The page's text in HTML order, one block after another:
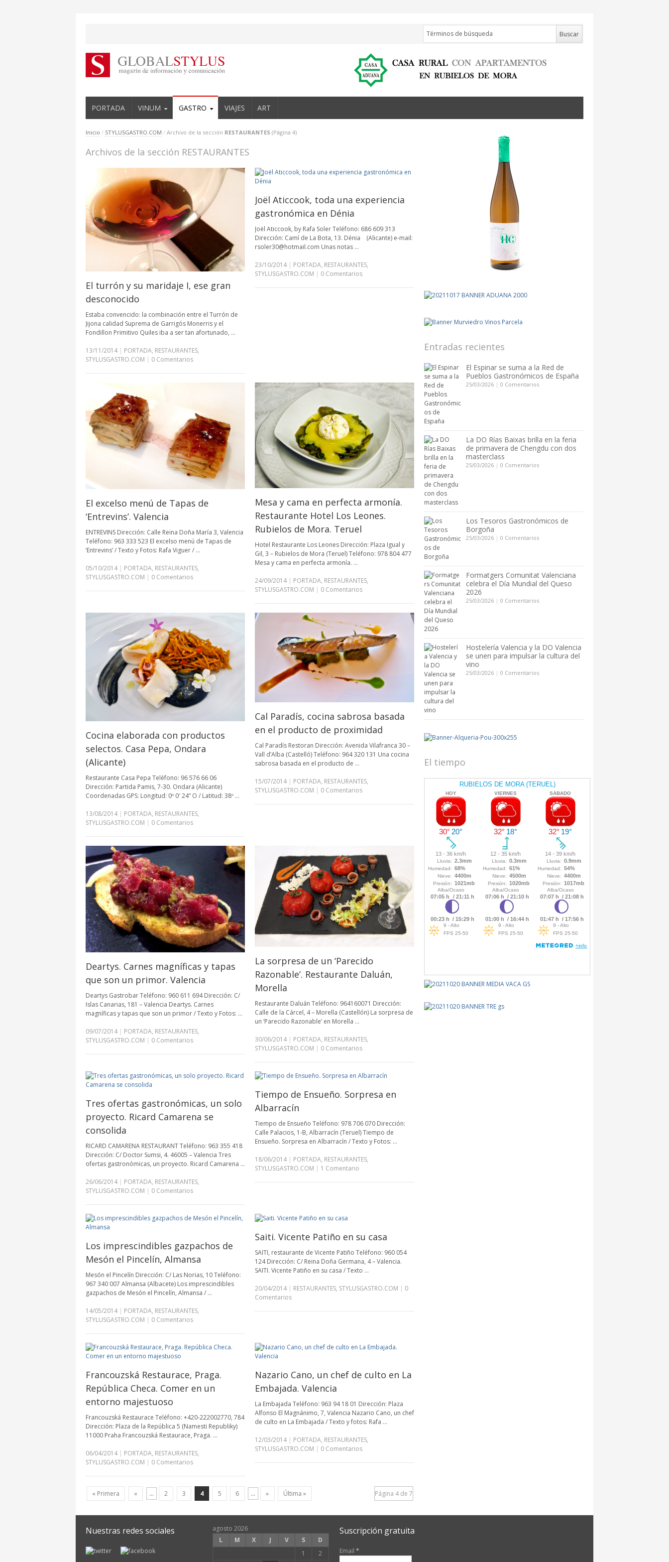
PORTADA VINUM GASTRO VIAJES ART
Inicio / STYLUSGASTRO.COM / Archivo de la sección RESTAURANTES (Página 4)
Archivos de la sección RESTAURANTES
El turrón y su maridaje I, ese gran
desconocido
Estaba convencido: la combinación entre el Turrón de
Jijona calidad Suprema de Garrigós Monerris y el
Fondillon Primitivo Quiles iba a ser tan afortunado, …
13/11/2014 | PORTADA, RESTAURANTES,
STYLUSGASTRO.COM | 0 Comentarios
Joël Aticcook, toda una experiencia
gastronómica en Dénia
Joël Aticcook, by Rafa Soler Teléfono: 686 609 313
Dirección: Camí de La Bota, 13. Dénia (Alicante) e-mail:
rsoler30@hotmail.com Unas notas …
23/10/2014| PORTADA, RESTAURANTES,
STYLUSGASTRO.COM | 0 Comentarios
El excelso menú de Tapas de
‘Entrevins’. Valencia
ENTREVINS Dirección: Calle Reina Doña María 3, Valencia
Teléfono: 963 333 523 El excelso menú de Tapas de
‘Entrevins’ / Texto y Fotos: Rafa Viguer / …
05/10/2014 | PORTADA, RESTAURANTES,
STYLUSGASTRO.COM | 0 Comentarios
Mesa y cama en perfecta armonía.
Restaurante Hotel Los Leones.
Rubielos de Mora. Teruel
Hotel Restaurante Los Leones Dirección: Plaza Igual y
Gil, 3 – Rubielos de Mora (Teruel) Teléfono: 978 804 477
Mesa y cama en perfecta armonía. …
24/09/2014| PORTADA, RESTAURANTES,
STYLUSGASTRO.COM | 0 Comentarios
Cocina elaborada con productos
selectos. Casa Pepa, Ondara
(Alicante)
Restaurante Casa Pepa Teléfono: 96 576 66 06
Dirección: Partida Pamis, 7-30. Ondara (Alicante)
Coordenadas GPS: Longitud: 0º 0′ 24” O / Latitud: 38º …
13/08/2014 | PORTADA, RESTAURANTES,
STYLUSGASTRO.COM | 0 Comentarios
Cal Paradís, cocina sabrosa basada
en el producto de proximidad
Cal Paradís Restoran Dirección: Avenida Vilafranca 30 –
Vall d’Alba (Castelló) Teléfono: 964 320 131 Una cocina
sabrosa basada en el producto de …
15/07/2014| PORTADA, RESTAURANTES,
STYLUSGASTRO.COM | 0 Comentarios
Deartys. Carnes magníficas y tapas
que son un primor. Valencia
Deartys Gastrobar Teléfono: 960 611 694 Dirección: C/
Islas Canarias, 181 – Valencia Deartys. Carnes
magníficas y tapas que son un primor / Texto y Fotos: …
09/07/2014 | PORTADA, RESTAURANTES,
STYLUSGASTRO.COM | 0 Comentarios
La sorpresa de un ‘Parecido
Razonable’. Restaurante Daluán,
Morella
Restaurante Daluán Teléfono: 964160071 Dirección:
Calle de la Cárcel, 4 – Morella (Castellón) La sorpresa de
un ‘Parecido Razonable’ en Morella …
30/06/2014| PORTADA, RESTAURANTES,
STYLUSGASTRO.COM | 0 Comentarios
Tres ofertas gastronómicas, un solo
proyecto. Ricard Camarena se
consolida
RICARD CAMARENA RESTAURANT Teléfono: 963 355 418
Dirección: C/ Doctor Sumsi, 4. 46005 – Valencia Tres
ofertas gastronómicas, un proyecto. Ricard Camarena …
26/06/2014 | PORTADA, RESTAURANTES,
STYLUSGASTRO.COM | 0 Comentarios
Tiempo de Ensueño. Sorpresa en
Albarracín
Tiempo de Ensueño Teléfono: 978 706 070 Dirección:
Calle Palacios, 1-B, Albarracín (Teruel) Tiempo de
Ensueño. Sorpresa en Albarracín / Texto y Fotos: …
18/06/2014| PORTADA, RESTAURANTES,
STYLUSGASTRO.COM | 1 Comentario
Los imprescindibles gazpachos de
Mesón el Pincelín, Almansa
Mesón el Pincelín Dirección: C/ Las Norias, 10 Teléfono:
967 340 007 Almansa (Albacete) Los imprescindibles
gazpachos de Mesón el Pincelín, Almansa / …
14/05/2014 | PORTADA, RESTAURANTES,
STYLUSGASTRO.COM | 0 Comentarios
Saiti. Vicente Patiño en su casa
SAITI, restaurante de Vicente Patiño Teléfono: 960 054
124 Dirección: C/ Reina Doña Germana, 4 – Valencia.
SAITI. Vicente Patiño en su casa / Texto …
20/04/2014| RESTAURANTES, STYLUSGASTRO.COM | 0
Comentarios
Francouzská Restaurace, Praga.
República Checa. Comer en un
entorno majestuoso
Francouzská Restaurace Teléfono: +420-222002770, 784
Dirección: Plaza de la República 5 (Namesti Republiky)
11000 Praha Francouzská Restaurace, Praga. …
06/04/2014 | PORTADA, RESTAURANTES,
STYLUSGASTRO.COM | 0 Comentarios
Nazario Cano, un chef de culto en La
Embajada. Valencia
La Embajada Teléfono: 963 94 18 01 Dirección: Plaza
Alfonso El Magnánimo, 7, Valencia Nazario Cano, un chef
de culto en La Embajada / Texto y fotos: Rafa …
12/03/2014| PORTADA, RESTAURANTES,
STYLUSGASTRO.COM | 0 Comentarios
Página 4 de 7
« Primera « ... 2 3 4 5 6 ... » Última »
Entradas recientes
El Espinar se suma a la Red de
Pueblos Gastronómicos de España
25/03/2026 | 0 Comentarios
La DO Rías Baixas brilla en la feria
de primavera de Chengdu con dos
masterclass
25/03/2026 | 0 Comentarios
Los Tesoros Gastronómicos de
Borgoña
25/03/2026 | 0 Comentarios
Formatgers Comunitat Valenciana
celebra el Día Mundial del Queso
2026
25/03/2026 | 0 Comentarios
Hostelería Valencia y la DO Valencia
se unen para impulsar la cultura del
vino
25/03/2026 | 0 Comentarios
El tiempo
Nuestras redes sociales
agosto 2026
L
M X J V S
D
1
2
Suscripción gratuita
Email *